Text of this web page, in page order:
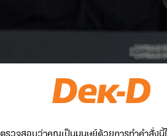
ตรวจสอบว่าคุณเป็นมนุษย์ด้วยการทำคำสั่งนี้